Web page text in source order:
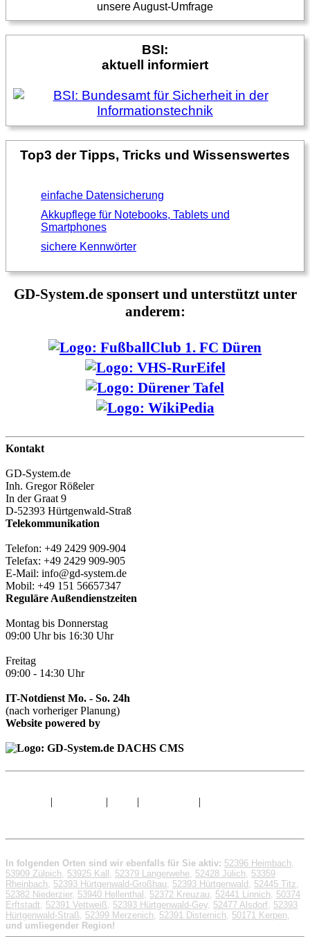
unsere August-Umfrage
BSI:
aktuell informiert
Top3 der Tipps, Tricks und Wissenswertes
einfache Datensicherung
Akkupflege für Notebooks, Tablets und
Smartphones
sichere Kennwörter
GD-System.de sponsert und unterstützt unter
anderem:
Kontakt
GD-System.de
Inh. Gregor Rößeler
In der Graat 9
D-52393 Hürtgenwald-Straß
Telekommunikation
Telefon: +49 2429 909-904
Telefax: +49 2429 909-905
E-Mail: info@gd-system.de
Mobil: +49 151 56657347
Reguläre Außendienstzeiten
Montag bis Donnerstag
09:00 Uhr bis 16:30 Uhr
Freitag
09:00 - 14:30 Uhr
IT-Notdienst Mo. - So. 24h
(nach vorheriger Planung)
Website powered by
| | | |
In folgenden Orten sind wir ebenfalls für Sie aktiv: 52396 Heimbach,
53909 Zülpich, 53925 Kall , 52379 Langerwehe, 52428 Jülich, 53359
Rheinbach, 52393 Hürtgenwald-Großhau, 52393 Hürtgenwald , 52445 Titz,
52382 Niederzier, 53940 Hellenthal , 52372 Kreuzau, 52441 Linnich, 50374
Erftstadt, 52391 Vettweiß, 52393 Hürtgenwald-Gey, 52477 Alsdorf, 52393
Hürtgenwald-Straß, 52399 Merzenich, 52391 Disternich, 50171 Kerpen,
und umliegender Region!